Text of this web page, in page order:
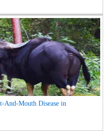
And-Mouth Disease in